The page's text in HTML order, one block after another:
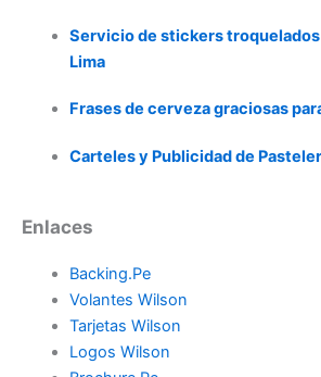
Servicio de stickers
Lima
Frases de cerveza graciosas
Carteles y Publicidad de
Enlaces
Backing.Pe
Volantes Wilson
Tarjetas Wilson
Logos Wilson